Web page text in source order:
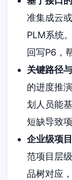
准集成云
PLM系统
回写P6，
关键路径
的进度推
划人员能
短缺导致
企业级项
范项目层
品树对应